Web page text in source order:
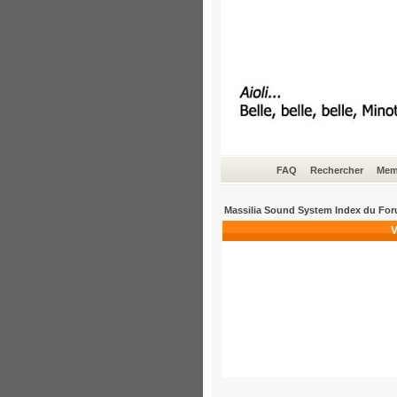
FAQ Rechercher
Massilia Sound System Index du